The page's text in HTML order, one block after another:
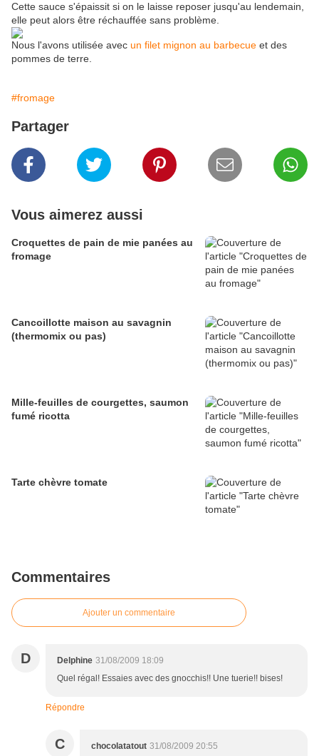
Cette sauce s'épaissit si on le laisse reposer jusqu'au lendemain,
elle peut alors être réchauffée sans problème.
Nous l'avons utilisée avec un filet mignon au barbecue et des
pommes de terre.
#fromage
Partager
Vous aimerez aussi
Croquettes de pain de mie panées au
fromage
Cancoillotte maison au savagnin
(thermomix ou pas)
Mille-feuilles de courgettes, saumon
fumé ricotta
Tarte chèvre tomate
Commentaires
Ajouter un commentaire
D Delphine 31/08/2009 18:09
Quel régal! Essaies avec des gnocchis!! Une tuerie!! bises!
Répondre
C chocolatatout 31/08/2009 20:55